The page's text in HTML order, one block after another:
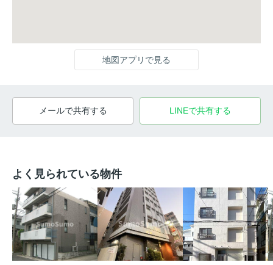
地図アプリで見る
メールで共有する LINEで共有する
よく見られている物件